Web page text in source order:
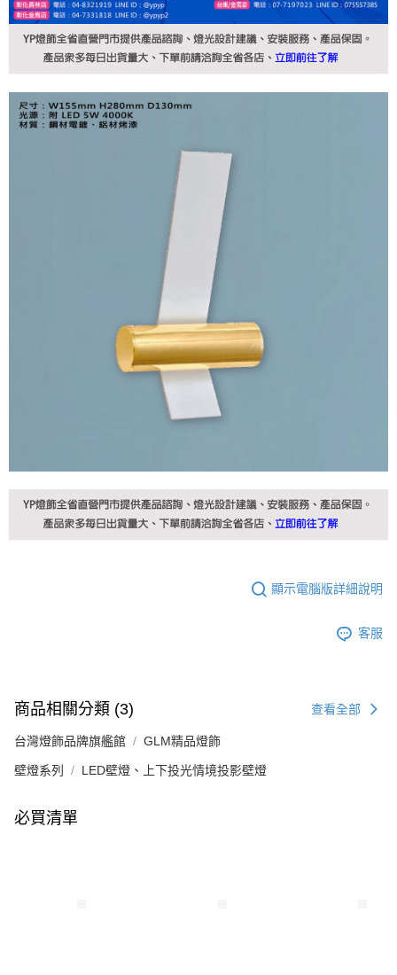
顯示電腦版詳細說明
客服
商品相關分類 (3) 查看全部
台灣燈飾品牌旗艦館 GLM精品燈飾
壁燈系列 LED壁燈、上下投光情境投影壁燈
必買清單